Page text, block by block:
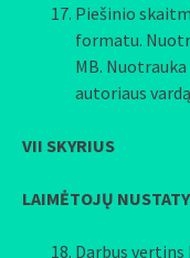
Piešinio
formatu.
MB.
autoriaus
VII SKYRIUS
LAIMĖTOJŲ
Darbus